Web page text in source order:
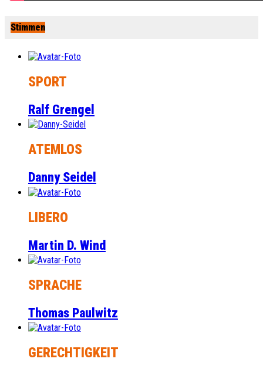
Stimmen
SPORT
Ralf Grengel
ATEMLOS
Danny Seidel
LIBERO
Martin D. Wind
SPRACHE
Thomas Paulwitz
GERECHTIGKEIT